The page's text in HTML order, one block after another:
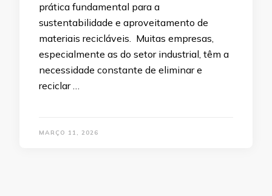
prática fundamental para a
sustentabilidade e aproveitamento de
materiais recicláveis. Muitas empresas,
especialmente as do setor industrial, têm a
necessidade constante de eliminar e
reciclar …
MARÇO 11, 2026